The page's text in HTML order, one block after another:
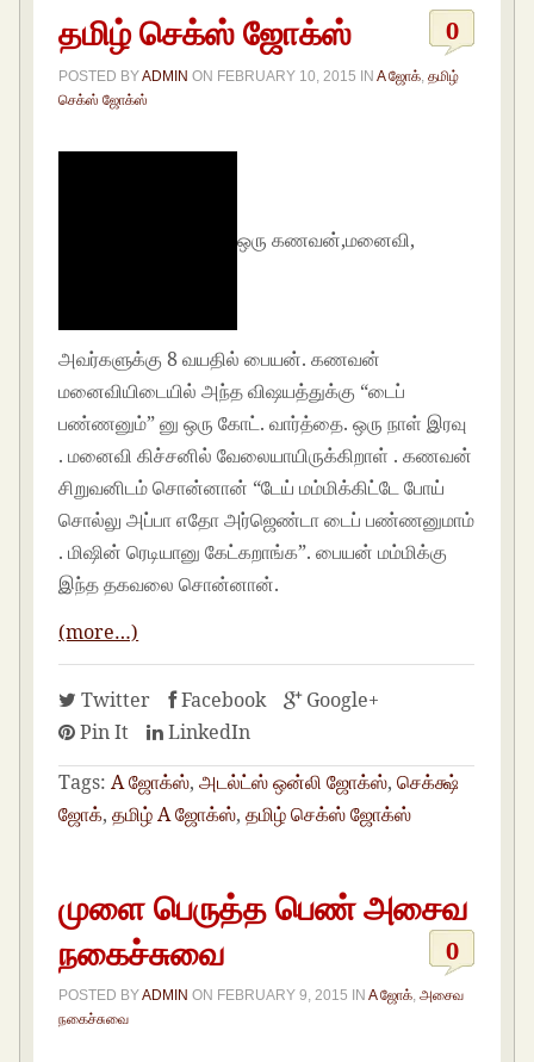
தமிழ் செக்ஸ் ஜோக்ஸ் 0
POSTED BYADMIN ON FEBRUARY 10, 2015 INA ஜோக் ,தமிழ்
செக்ஸ் ஜோக்ஸ்
ஒரு கணவன்,மனைவி,
அவர்களுக்கு 8 வயதில் பையன். கணவன்
மனைவியிடையில் அந்த விஷயத்துக்கு “டைப்
பண்ணனும்” னு ஒரு கோட். வார்த்தை. ஒரு நாள் இரவு
. மனைவி கிச்சனில் வேலையாயிருக்கிறாள் . கணவன்
சிறுவனிடம் சொன்னான் “டேய் மம்மிக்கிட்டே போய்
சொல்லு அப்பா எதோ அர்ஜெண்டா டைப் பண்ணனுமாம்
. மிஷின் ரெடியானு கேட்கறாங்க”. பையன் மம்மிக்கு
இந்த தகவலை சொன்னான்.
(more…)
Twitter Facebook
Google+
Pin It
LinkedIn
Tags: A ஜோக்ஸ்,அடல்ட்ஸ் ஒன்லி ஜோக்ஸ்,செக்க்ஷ்
ஜோக்,தமிழ் A ஜோக்ஸ்,தமிழ் செக்ஸ் ஜோக்ஸ்
முளை பெருத்த பெண் அசைவ
நகைச்சுவை
0
POSTED BYADMIN ON FEBRUARY 9, 2015 INA ஜோக் ,அசைவ
நகைச்சுவை